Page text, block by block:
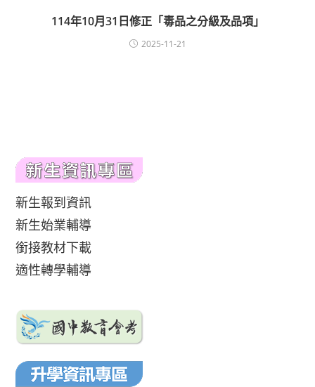
114年10月31日修正「毒品之分級及品項」
2025-11-21
新生報到資訊
新生始業輔導
銜接教材下載
適性轉學輔導